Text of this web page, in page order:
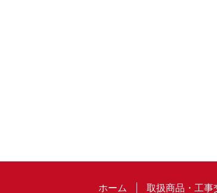
ホーム 取扱商品・工事